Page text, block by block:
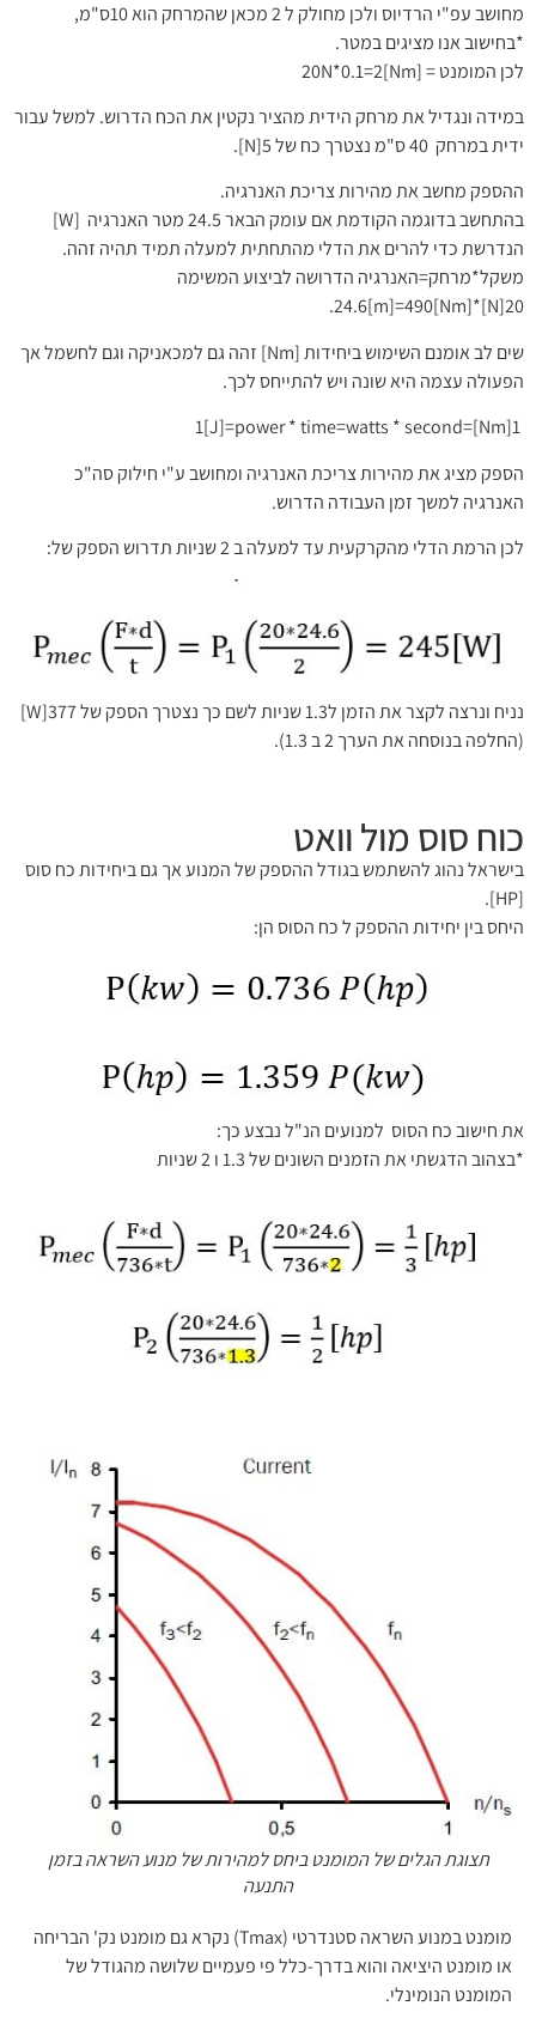
מחושב עפ"י הרדיוס ולכן מחולק ל 2 מכאן שהמרחק הוא 10ס"מ,
*בחישוב אנו מציגים במטר.
לכן המומנט = [20N*0.1=2[Nm
במידה ונגדיל את מרחק הידית מהציר נקטין את הכח הדרוש. למשל עבור
ידית במרחק 40 ס"מ נצטרך כח של 5[N].
ההספק מחשב את מהירות צריכת האנרגיה.
בהתחשב בדוגמה הקודמת אם עומק הבאר 24.5 מטר האנרגיה [W]
הנדרשת כדי להרים את הדלי מהתחתית למעלה תמיד תהיה זהה.
משקל*מרחק=האנרגיה הדרושה לביצוע המשימה
20[N]*24.6[m]=490[Nm].
שים לב אומנם השימוש ביחידות [Nm] זהה גם למכאניקה וגם לחשמל אך
הפעולה עצמה היא שונה ויש להתייחס לכך.
הספק מציג את מהירות צריכת האנרגיה ומחושב ע"י חילוק סה"כ
האנרגיה למשך זמן העבודה הדרוש.
לכן הרמת הדלי מהקרקעית עד למעלה ב 2 שניות תדרוש הספק של:
נניח ונרצה לקצר את הזמן ל1.3 שניות לשם כך נצטרך הספק של 377[W]
(החלפה בנוסחה את הערך 2 ב 1.3).
כוח סוס מול וואט
בישראל נהוג להשתמש בגודל ההספק של המנוע אך גם ביחידות כח סוס
[HP].
היחס בין יחידות ההספק ל כח הסוס הן:
את חישוב כח הסוס למנועים הנ"ל נבצע כך:
*בצהוב הדגשתי את הזמנים השונים של 1.3 ו 2 שניות
תצוגת הגלים של המומנט ביחס למהירות של מנוע השראה בזמן
התנעה
מומנט במנוע השראה סטנדרטי (Tmax) נקרא גם מומנט נק' הבריחה
או מומנט היציאה והוא בדרך-כלל פי פעמיים שלושה מהגודל של
המומנט הנומינלי.
ברוך הבא ל"צומת חשמלאים" ע"פ
תיקון 13 לחוק
הגנת הפרטיות
אנו מחוייבים לעדכן (בכל יום) בפופאפ על
שימוש בקוקיז באתר.
קבצי טקסט המוצבים על המחשב במטרה
לסייע לאתר לנתח כיצד המבקרים משתמשים
באתר. האינפורמציה מועברת ונשמרת בשרתי
גוגל משתמשת במידע זה כדי להעריך את
האתר ועל השימוש באינטרנט בשביל מנהלי
מבחינת מפעיל האתר המידע שנשמר הוא
מינמילי וכולל את המייל ושם המשתמש, IP
והשימוש בתגובות בפורום.
אני מאשר